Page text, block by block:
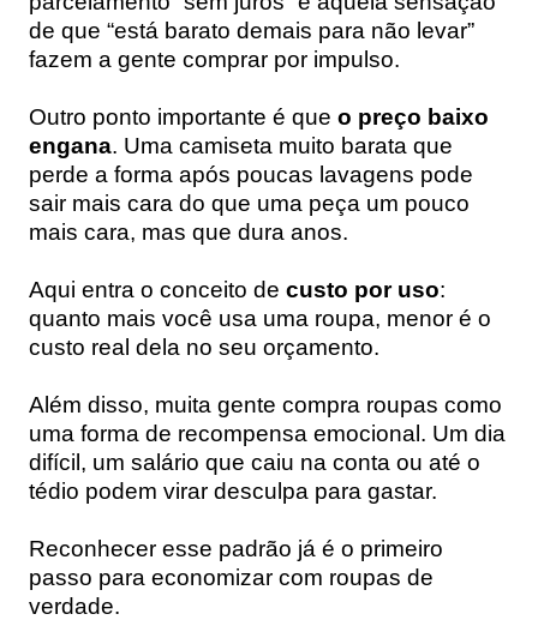
de que “está barato demais para não levar”
fazem a gente comprar por impulso.
Outro ponto importante é que o preço baixo
engana. Uma camiseta muito barata que
perde a forma após poucas lavagens pode
sair mais cara do que uma peça um pouco
mais cara, mas que dura anos.
Aqui entra o conceito de custo por uso:
quanto mais você usa uma roupa, menor é o
custo real dela no seu orçamento.
Além disso, muita gente compra roupas como
uma forma de recompensa emocional. Um dia
difícil, um salário que caiu na conta ou até o
tédio podem virar desculpa para gastar.
Reconhecer esse padrão já é o primeiro
passo para economizar com roupas de
verdade.